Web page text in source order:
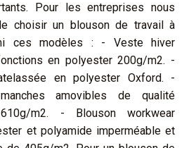
Pour les entreprises nous
choisir un blouson de travail à
ces modèles : - Veste hiver
en polyester 200g/m2. -
en polyester Oxford. -
amovibles de qualité
m2. - Blouson workwear
et polyamide imperméable et